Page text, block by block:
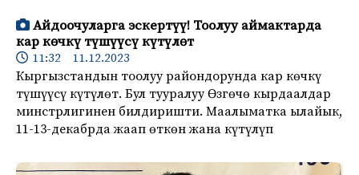
Айдоочуларга эскертүү! Тоолуу аймактарда
кар көчкү түшүүсү күтүлөт
11:32 11.12.2023
Кыргызстандын тоолуу райондорунда кар көчкү
түшүүсү күтүлөт. Бул тууралуу Өзгөчө кырдаалдар
минстрлигинен билдиришти. Маалыматка ылайык,
11-13-декабрда жаап өткөн жана күтүлүп